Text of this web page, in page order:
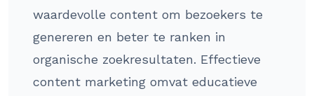
waardevolle content om bezoekers te
genereren en beter te ranken in
organische zoekresultaten. Effectieve
content marketing omvat educatieve